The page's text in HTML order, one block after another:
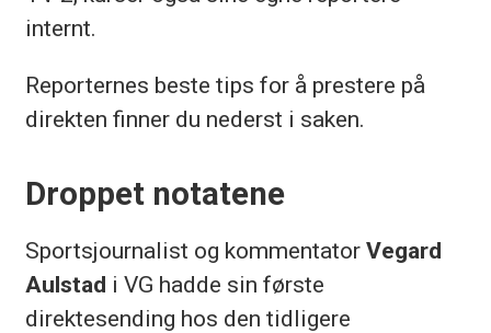
internt.
Reporternes beste tips for å prestere på
direkten finner du nederst i saken.
Droppet notatene
Sportsjournalist og kommentator Vegard
Aulstad i VG hadde sin første
direktesending hos den tidligere